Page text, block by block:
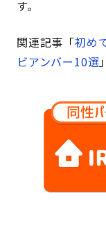
す。
関連記事「初め
ビアンバー10選」